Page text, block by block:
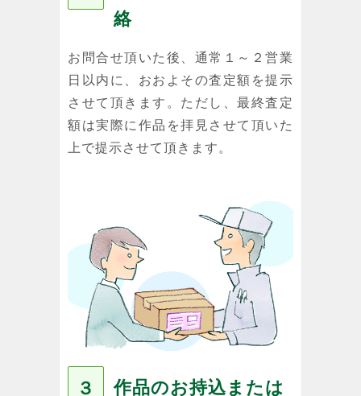
絡
お問合せ頂いた後、通常１～２営業
日以内に、おおよその査定額を提示
させて頂きます。ただし、最終査定
額は実際に作品を拝見させて頂いた
上で提示させて頂きます。
３
作品のお持込または